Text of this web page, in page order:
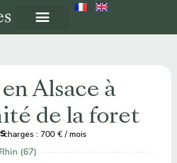
Alsace à
de la foret
: 700 € / mois
(67)